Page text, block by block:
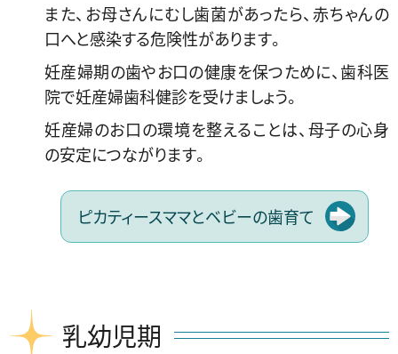
また、お母さんにむし歯菌があったら、赤ちゃんの
口へと感染する危険性があります。
妊産婦期の歯やお口の健康を保つために、歯科医
院で妊産婦歯科健診を受けましょう。
妊産婦のお口の環境を整えることは、母子の心身
の安定につながります。
ピカティースママとベビーの歯育て
乳幼児期